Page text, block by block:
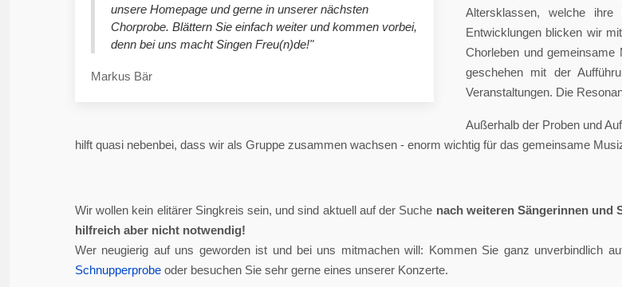
unsere Homepage und gerne in unserer nächsten
Chorprobe. Blättern Sie einfach weiter und kommen vorbei,
denn bei uns macht Singen Freu(n)de!"
Markus Bär
Altersklassen, welche ihre
Entwicklungen blicken wir
Chorleben und
geschehen mit der
Veranstaltungen. Die
Außerhalb der Proben und
hilft quasi nebenbei, dass wir als Gruppe zusammen wachsen - enorm wichtig für das gemeinsame
Wir wollen kein elitärer Singkreis sein, und sind aktuell auf der Suche nach weiteren Sängerinnen und
hilfreich aber nicht notwendig!
Wer neugierig auf uns geworden ist und bei uns mitmachen will: Kommen Sie ganz unverbindlich
Schnupperprobe oder besuchen Sie sehr gerne eines unserer Konzerte.